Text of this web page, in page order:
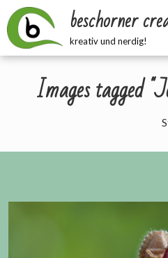
Zum
Inhalt
springen
beschorner
kreativ und nerdig!
Images tagged